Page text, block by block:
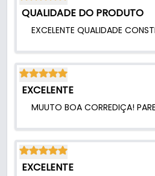
QUALIDADE DO PRODUTO
EXCELENTE QUALIDADE
EXCELENTE
MUUTO BOA CORREDIÇA!
EXCELENTE